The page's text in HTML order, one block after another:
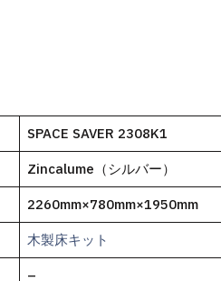
SPACE SAVER 2308K1
Zincalume（シルバー）
2260mm×780mm×1950mm
木製床キット
–